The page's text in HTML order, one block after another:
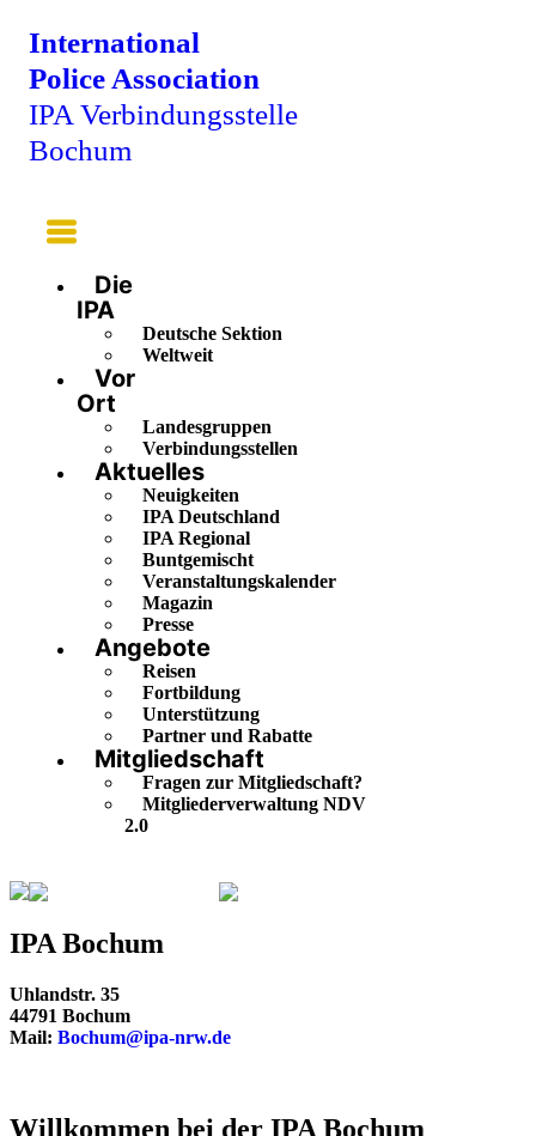
International
Police Association
IPA Verbindungsstelle
Bochum
Main
Menu
Die
IPA
Deutsche Sektion
Weltweit
Vor
Ort
Landesgruppen
Verbindungsstellen
Aktuelles
Neuigkeiten
IPA Deutschland
IPA Regional
Buntgemischt
Veranstaltungskalender
Magazin
Presse
Angebote
Reisen
Fortbildung
Unterstützung
Partner und Rabatte
Mitgliedschaft
Fragen zur Mitgliedschaft?
Mitgliederverwaltung NDV
2.0
IPA Bochum
Uhlandstr. 35
44791 Bochum
Mail: Bochum@ipa-nrw.de
Willkommen bei der IPA Bochum